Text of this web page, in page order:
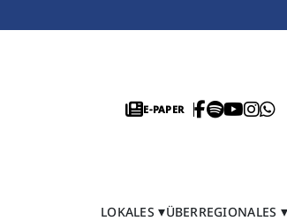
E-PAPER
LOKALES ÜBERREGIONALES